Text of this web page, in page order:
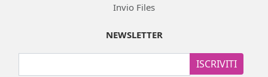
Invio Files
NEWSLETTER
ISCRIVITI